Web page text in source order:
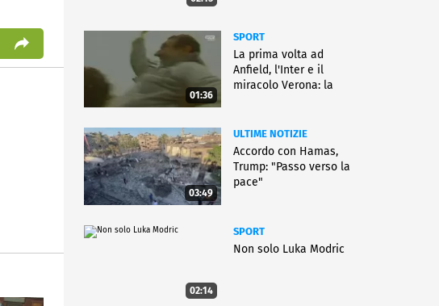
01:36
SPORT
La prima volta ad
Anfield, l'Inter e il
miracolo Verona: la
03:49
ULTIME NOTIZIE
Accordo con Hamas,
Trump: "Passo verso la
pace"
02:14
SPORT
Non solo Luka Modric